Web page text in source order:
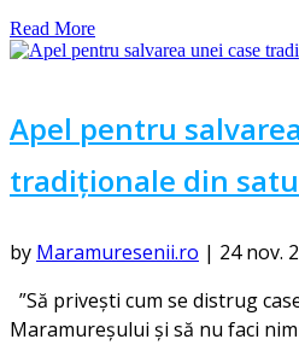
Read More
Apel pentru
tradiționale din
by Maramuresenii.ro | 24 nov.
”Să privești cum se distrug
Maramureșului și să nu faci